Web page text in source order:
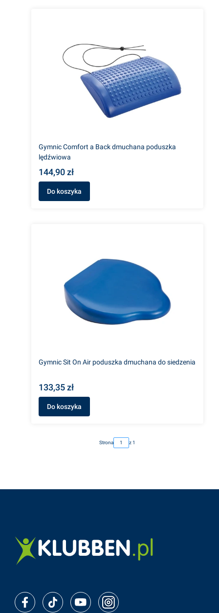
Gymnic Comfort a Back dmuchana poduszka
lędźwiowa
144,90 zł
Do koszyka
Gymnic Sit On Air poduszka dmuchana do siedzenia
133,35 zł
Do koszyka
Strona z 1